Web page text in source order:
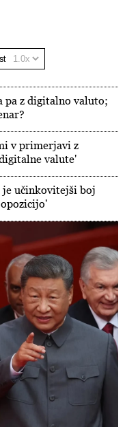
z digitalno valuto;
v primerjavi z
valute'
učinkovitejši boj